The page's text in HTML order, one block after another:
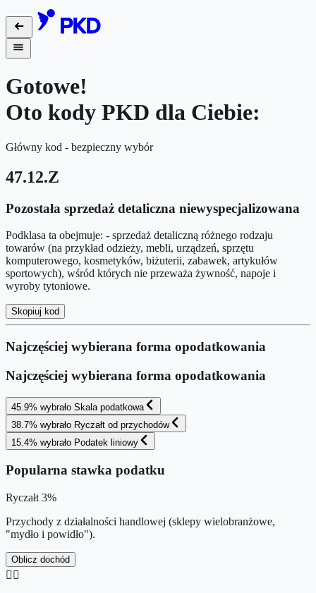
Gotowe!
Oto kody PKD dla Ciebie:
Główny kod - bezpieczny wybór
47.12.Z
Pozostała sprzedaż detaliczna niewyspecjalizowana
Podklasa ta obejmuje: - sprzedaż detaliczną różnego rodzaju
towarów (na przykład odzieży, mebli, urządzeń, sprzętu
komputerowego, kosmetyków, biżuterii, zabawek, artykułów
sportowych), wśród których nie przeważa żywność, napoje i
wyroby tytoniowe.
Skopiuj kod
Najczęściej wybierana forma opodatkowania
Najczęściej wybierana forma opodatkowania
45.9% wybrało Skala podatkowa
38.7% wybrało Ryczałt od przychodów
15.4% wybrało Podatek liniowy
Popularna stawka podatku
Ryczałt 3%
Przychody z działalności handlowej (sklepy wielobranżowe,
"mydło i powidło").
Oblicz dochód
👉🏻